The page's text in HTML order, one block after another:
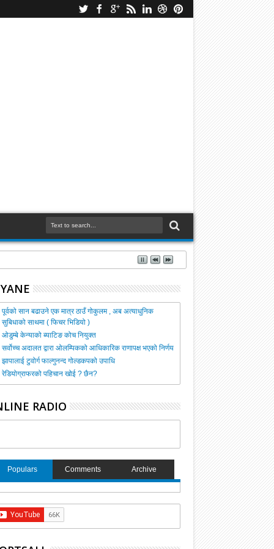
पूर्वको सान बढाउने एक मात्र ठाउँ गोकुलम , अब अत्याधुनिक
सुबिधाको साथमा ( फिचर भिडियो )
ओडुम्बे केन्याको ब्याटिङ कोच नियुक्त
सर्वोच्च अदालत द्वारा ओलम्पिकको आधिकारिक राणापक्ष भएको निर्णय
झापालाई टुवोर्ग फाल्गुनन्द गोल्डकपको उपाधि
रेडियोग्राफरको पहिचान खोई ? छैन?
RADIO
Populars Comments Archive